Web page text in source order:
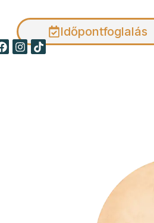
Időpontfoglalás
Facebook
Instagram
Tiktok